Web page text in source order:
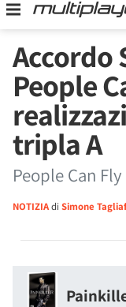
Accordo
People
tripla A
People Can
NOTIZIAdi Simone